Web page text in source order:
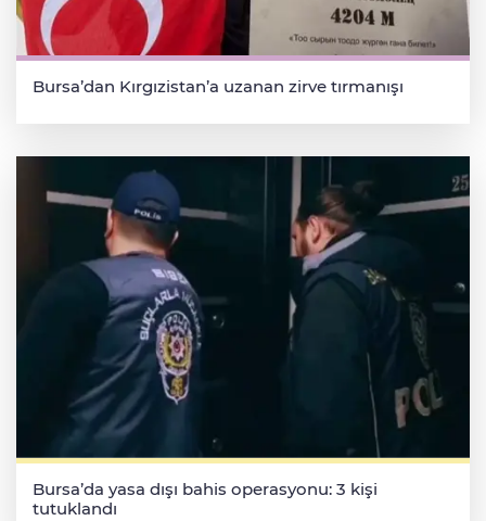
Bursa’dan Kırgızistan’a uzanan zirve tırmanışı
Bursa’da yasa dışı bahis operasyonu: 3 kişi
tutuklandı